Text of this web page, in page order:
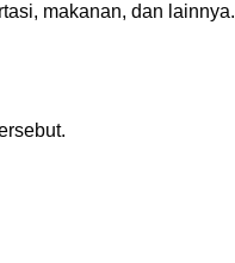
makanan, dan lainnya.